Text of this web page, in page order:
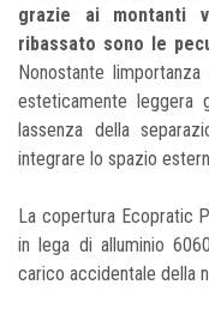
grazie ai montanti
ribassato sono le
Nonostante
esteticamente leggera
lassenza della
integrare lo spazio
La copertura Ecopratic
in lega di alluminio
carico accidentale della